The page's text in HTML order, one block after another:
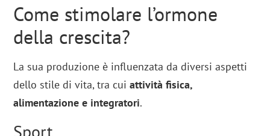
Come stimolare l’ormone
della crescita?
La sua produzione è influenzata da diversi aspetti
dello stile di vita, tra cuiattività fisica,
alimentazione e integratori.
Sport